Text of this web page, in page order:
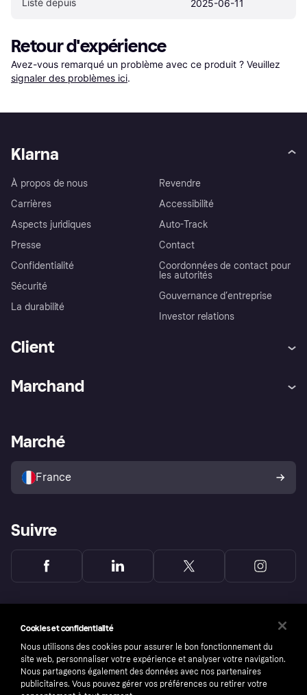
2025-06-11
Retour d'expérience
Avez-vous remarqué un problème avec ce produit ? Veuillez
signaler des problèmes ici.
Klarna
À propos de nous
Carrières
Aspects juridiques
Presse
Confidentialité
Sécurité
La durabilité
Revendre
Accessibilité
Auto-Track
Contact
Coordonnées de contact pour
les autorités
Gouvernance d’entreprise
Investor relations
Client
Explorez les magasins
Politique de protection de
l’acheteur Klarna
Marchand
Portail Marchand
Marché
France
Suivre
Cookies et confidentialité
Nous utilisons des cookies pour assurer le bon fonctionnement du
site web, personnaliser votre expérience et analyser votre navigation.
Nous partageons également des données avec nos partenaires
publicitaires. Vous pouvez gérer vos préférences ou retirer votre